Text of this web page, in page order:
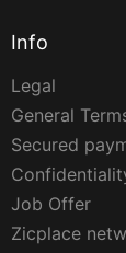
Info
Legal
General
Secured
Job Offer
Zicplace